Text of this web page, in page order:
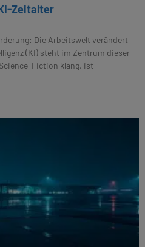
Zeitalter
Die Arbeitswelt verändert
(KI) steht im Zentrum dieser
Fiction klang, ist